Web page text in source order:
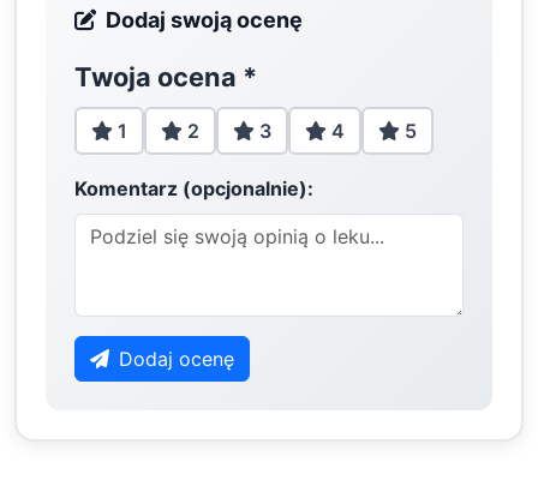
Dodaj swoją ocenę
Twoja ocena *
1 2 3 4 5
Komentarz (opcjonalnie):
Dodaj ocenę